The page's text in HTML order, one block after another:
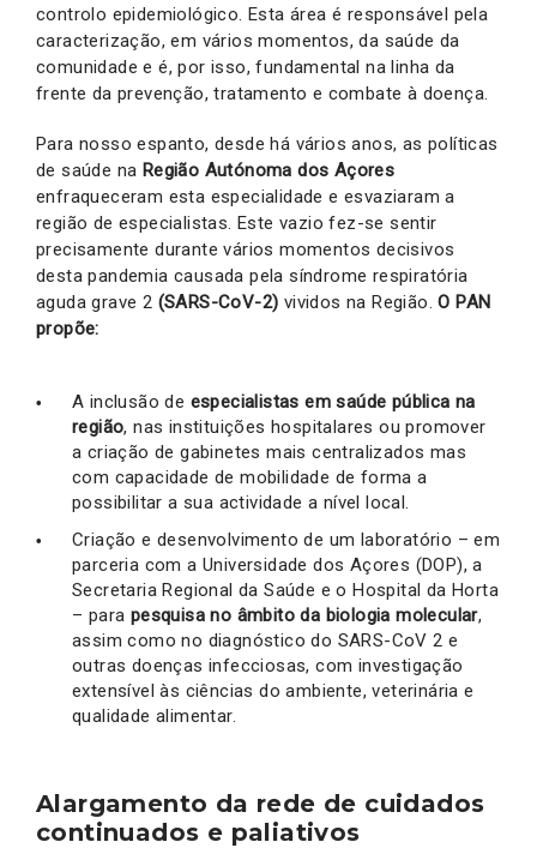
controlo epidemiológico. Esta área é responsável pela
caracterização, em vários momentos, da saúde da
comunidade e é, por isso, fundamental na linha da
frente da prevenção, tratamento e combate à doença.
Para nosso espanto, desde há vários anos, as políticas
de saúde na Região Autónoma dos Açores
enfraqueceram esta especialidade e esvaziaram a
região de especialistas. Este vazio fez-se sentir
precisamente durante vários momentos decisivos
desta pandemia causada pela síndrome respiratória
aguda grave 2 (SARS-CoV-2) vividos na Região.O PAN
propõe:
A inclusão de especialistas em saúde pública na
região, nas instituições hospitalares ou promover
a criação de gabinetes mais centralizados mas
com capacidade de mobilidade de forma a
possibilitar a sua actividade a nível local.
Criação e desenvolvimento de um laboratório – em
parceria com a Universidade dos Açores (DOP), a
Secretaria Regional da Saúde e o Hospital da Horta
– para pesquisa no âmbito da biologia molecular,
assim como no diagnóstico do SARS-CoV 2 e
outras doenças infecciosas, com investigação
extensível às ciências do ambiente, veterinária e
qualidade alimentar.
Alargamento da rede de cuidados
continuados e paliativos